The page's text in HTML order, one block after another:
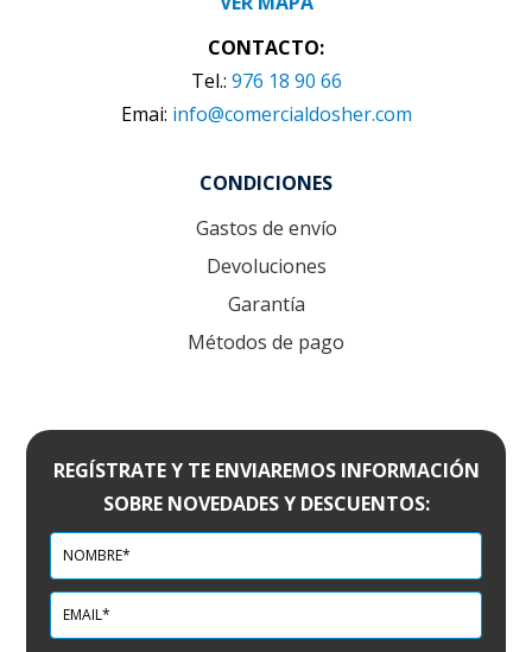
CONTACTO:
Tel.: 976 18 90 66
Emai: info@comercialdosher.com
CONDICIONES
Gastos de envío
Devoluciones
Garantía
Métodos de pago
REGÍSTRATE Y TE ENVIAREMOS INFORMACIÓN
SOBRE NOVEDADES Y DESCUENTOS: